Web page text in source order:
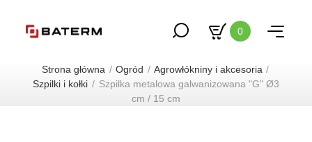
0
Strona główna Ogród
Agrowłókniny i akcesoria
Szpilki i kołki
Szpilka metalowa galwanizowana "G" Ø3
cm / 15 cm